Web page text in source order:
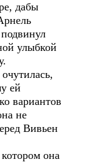
дабы
улыбкой
ей
вариантов
не
Вивьен
она